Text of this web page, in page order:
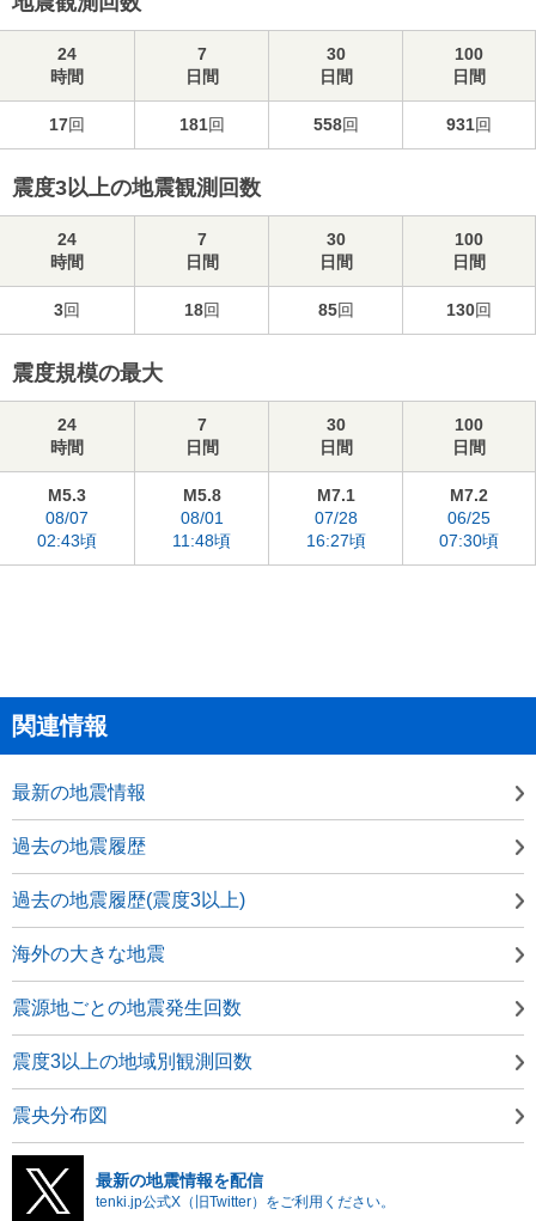
24
時間
7
日間
30
日間
100
日間
17回 181回 558回 931回
震度3以上の地震観測回数
24
時間
7
日間
30
日間
100
日間
3回 18回 85回 130回
震度規模の最大
24
時間
7
日間
30
日間
100
日間
M5.3
08/07
02:43頃
M5.8
08/01
11:48頃
M7.1
07/28
16:27頃
M7.2
06/25
07:30頃
関連情報
最新の地震情報
過去の地震履歴
過去の地震履歴(震度3以上)
海外の大きな地震
震源地ごとの地震発生回数
震度3以上の地域別観測回数
震央分布図
最新の地震情報を配信
tenki.jp公式X（旧Twitter）をご利用ください。